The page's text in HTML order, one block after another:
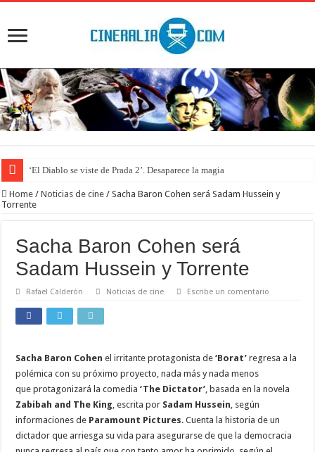
‘El Diablo se viste de Prada 2’. Desaparece la magia
Home / Noticias de cine / Sacha Baron Cohen será Sadam Hussein y
Torrente
Sacha Baron Cohen será
Sadam Hussein y Torrente
Rafael Calderón Noticias de cine Escribe un comentario
Sacha Baron Cohen el irritante protagonista de ‘Borat’regresa a la
polémica con su próximo proyecto, nada más y nada menos
que protagonizará la comedia ‘The Dictator’, basada en la novela
Zabibah and The King, escrita por Sadam Hussein, según
informaciones de Paramount Pictures. Cuenta la historia de un
dictador que arriesga su vida para asegurarse de que la democracia